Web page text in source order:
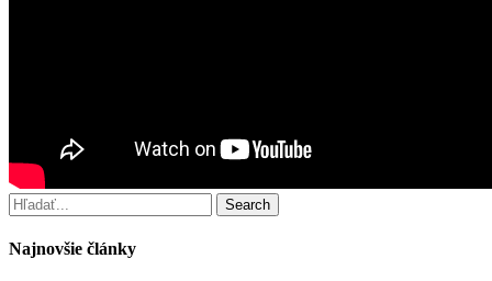
Search
Najnovšie články